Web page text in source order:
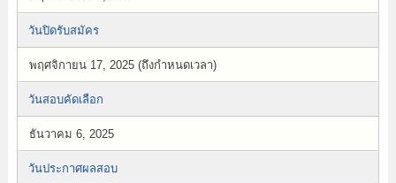
วันปิดรับสมัคร
พฤศจิกายน 17, 2025 (ถึงกำหนดเวลา)
วันสอบคัดเลือก
ธันวาคม 6, 2025
วันประกาศผลสอบ